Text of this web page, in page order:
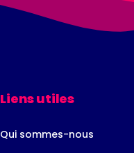
Liens utiles
Qui sommes-nous